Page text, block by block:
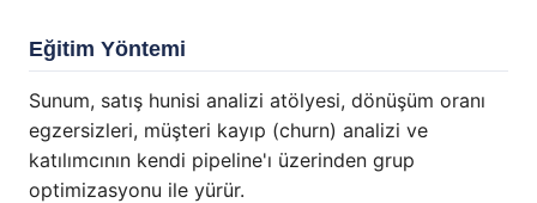
Eğitim Yöntemi
Sunum, satış hunisi analizi atölyesi, dönüşüm oranı
egzersizleri, müşteri kayıp (churn) analizi ve
katılımcının kendi pipeline'ı üzerinden grup
optimizasyonu ile yürür.